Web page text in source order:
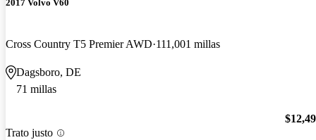
2017 Volvo V60
Cross Country T5 Premier AWD 111,001 millas
Dagsboro, DE
71 millas
Trato justo